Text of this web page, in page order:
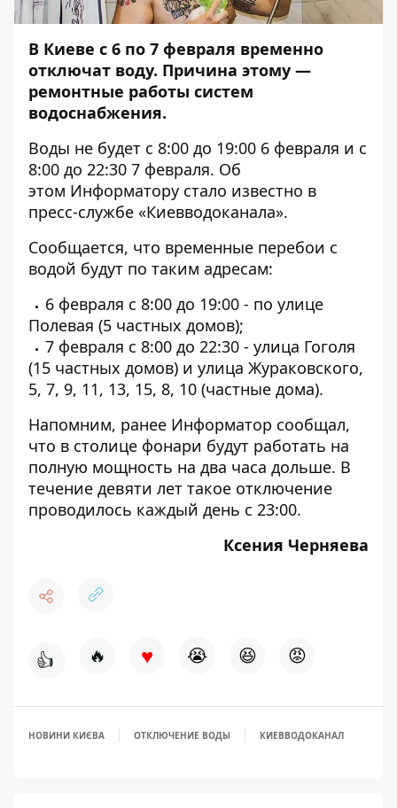
В Киеве с 6 по 7 февраля временно
отключат воду. Причина этому —
ремонтные работы систем
водоснабжения.
Воды не будет с 8:00 до 19:00 6 февраля и с
8:00 до 22:30 7 февраля. Об
этом Информатору стало известно в
пресс-службе «Киевводоканала».
Сообщается, что временные перебои с
водой будут по таким адресам:
6 февраля с 8:00 до 19:00 - по улице
Полевая (5 частных домов);
7 февраля с 8:00 до 22:30 - улица Гоголя
(15 частных домов) и улица Жураковского,
5, 7, 9, 11, 13, 15, 8, 10 (частные дома).
Напомним, ранее Информатор сообщал,
что в столице фонари будут работать на
полную мощность на два часа дольше. В
течение девяти лет такое отключение
проводилось каждый день с 23:00.
Ксения Черняева
👍 🔥 ♥ 😭 😆 😡
НОВИНИ КИЄВА ОТКЛЮЧЕНИЕ ВОДЫ КИЕВВОДОКАНАЛ